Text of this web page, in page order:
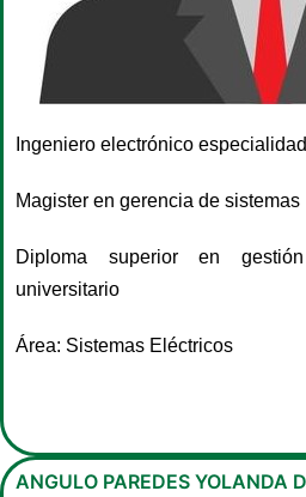
Ingeniero electrónico
Magister en gerencia de sistemas
Diploma superior en
universitario
Área: Sistemas Eléctricos
ANGULO PAREDES YOLANDA